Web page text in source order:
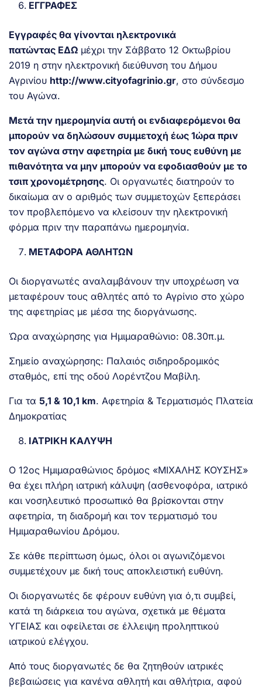
ΕΓΓΡΑΦΕΣ
Εγγραφές θα γίνονται ηλεκτρονικά
πατώντας ΕΔΩ μέχρι την Σάββατο 12 Οκτωβρίου
2019 η στην ηλεκτρονική διεύθυνση του Δήμου
Αγρινίου http://www.cityofagrinio.gr, στο σύνδεσμο
του Αγώνα.
Μετά την ημερομηνία αυτή οι ενδιαφερόμενοι θα
μπορούν να δηλώσουν συμμετοχή έως 1ώρα πριν
τον αγώνα στην αφετηρία με δική τους ευθύνη με
πιθανότητα να μην μπορούν να εφοδιασθούν με το
τσιπ χρονομέτρησης. Οι οργανωτές διατηρούν το
δικαίωμα αν ο αριθμός των συμμετοχών ξεπεράσει
τον προβλεπόμενο να κλείσουν την ηλεκτρονική
φόρμα πριν την παραπάνω ημερομηνία.
ΜΕΤΑΦΟΡΑ ΑΘΛΗΤΩΝ
Οι διοργανωτές αναλαμβάνουν την υποχρέωση να
μεταφέρουν τους αθλητές από το Αγρίνιο στο χώρο
της αφετηρίας με μέσα της διοργάνωσης.
Ώρα αναχώρησης για Ημιμαραθώνιο: 08.30π.μ.
Σημείο αναχώρησης: Παλαιός σιδηροδρομικός
σταθμός, επί της οδού Λορέντζου Μαβίλη.
Για τα 5,1 & 10,1 km. Αφετηρία & Τερματισμός Πλατεία
Δημοκρατίας
ΙΑΤΡΙΚΗ ΚΑΛΥΨΗ
Ο 12ος Ημιμαραθώνιος δρόμος «ΜΙΧΑΛΗΣ ΚΟΥΣΗΣ»
θα έχει πλήρη ιατρική κάλυψη (ασθενοφόρα, ιατρικό
και νοσηλευτικό προσωπικό θα βρίσκονται στην
αφετηρία, τη διαδρομή και τον τερματισμό του
Ημιμαραθωνίου Δρόμου.
Σε κάθε περίπτωση όμως, όλοι οι αγωνιζόμενοι
συμμετέχουν με δική τους αποκλειστική ευθύνη.
Οι διοργανωτές δε φέρουν ευθύνη για ό,τι συμβεί,
κατά τη διάρκεια του αγώνα, σχετικά με θέματα
ΥΓΕΙΑΣ και οφείλεται σε έλλειψη προληπτικού
ιατρικού ελέγχου.
Από τους διοργανωτές δε θα ζητηθούν ιατρικές
βεβαιώσεις για κανένα αθλητή και αθλήτρια, αφού